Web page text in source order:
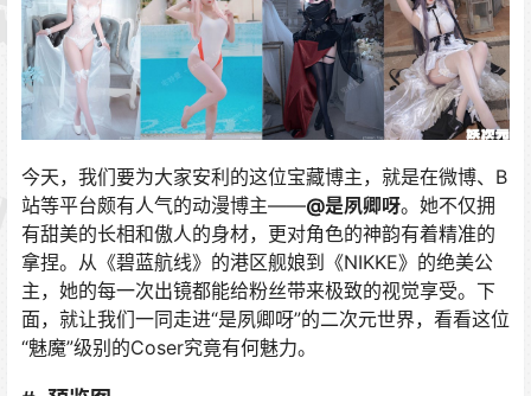
今天，我们要为大家安利的这位宝藏博主，就是在微博、B
站等平台颇有人气的动漫博主——@是夙卿呀。 她不仅拥
有甜美的长相和傲人的身材，更对角色的神韵有着精准的
拿捏。从《碧蓝航线》的港区舰娘到《NIKKE》的绝美公
主，她的每一次出镜都能给粉丝带来极致的视觉享受。下
面，就让我们一同走进“是夙卿呀”的二次元世界，看看这位
“魅魔”级别的Coser究竟有何魅力。